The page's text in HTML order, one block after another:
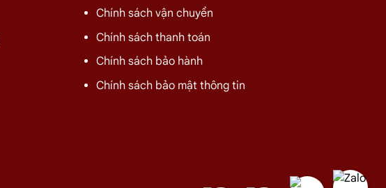
GIÁ
275.000
320.000
Chính sách vận chuyển
Chính sách thanh toán
Chính sách bảo hành
Chính sách bảo mật thông tin